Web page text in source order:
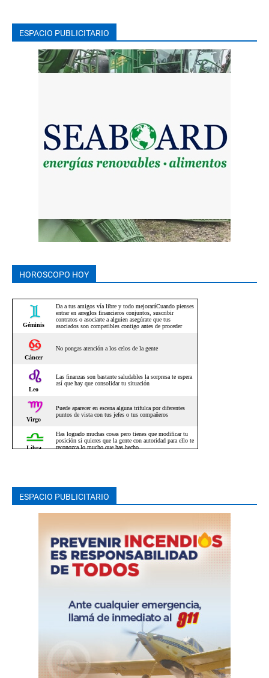
ESPACIO PUBLICITARIO
HOROSCOPO HOY
ESPACIO PUBLICITARIO